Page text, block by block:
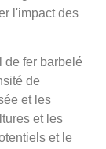
l'impact des
de fer barbelé
de
et les
et les
et le